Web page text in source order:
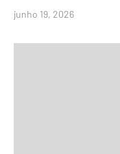
junho 19, 2026